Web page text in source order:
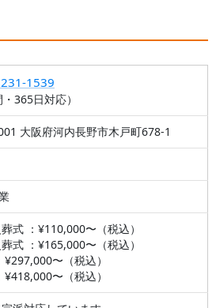
1539
・365日対応）
大阪府河内長野市木戸町678-1
式 ：¥110,000〜（税込）
式 ：¥165,000〜（税込）
〜（税込）
〜（税込）